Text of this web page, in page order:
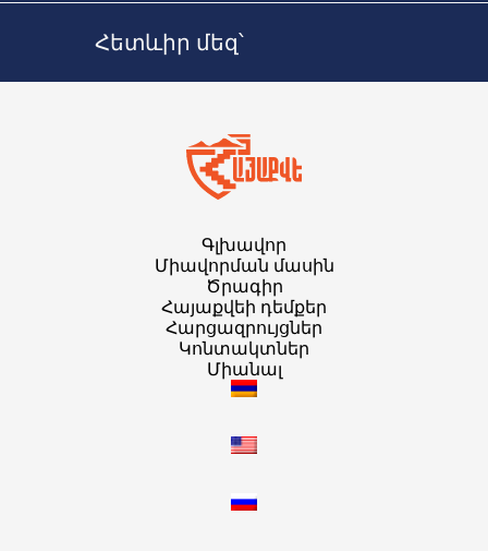
Հետևիր մեզ՝
Գլխավոր
Միավորման մասին
Ծրագիր
Հայաքվեի դեմքեր
Հարցազրույցներ
Կոնտակտներ
Միանալ